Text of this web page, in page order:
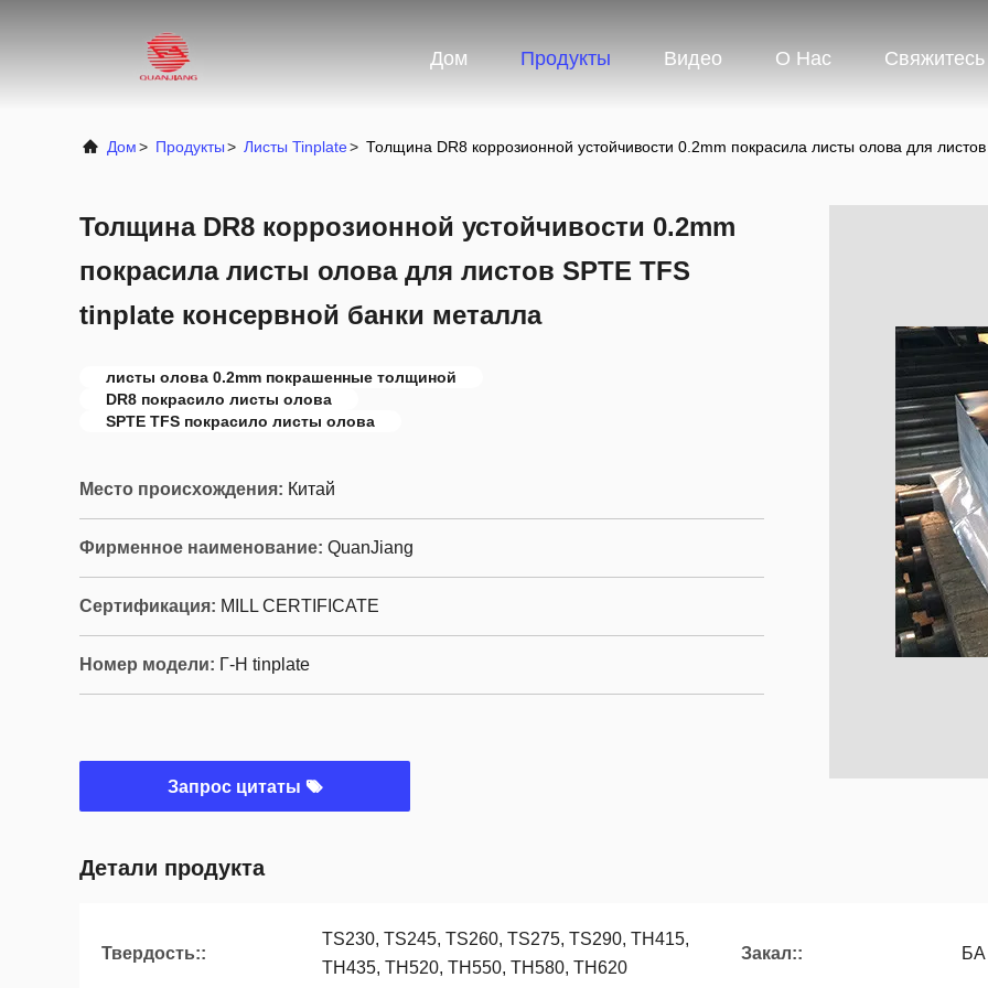
Дом Продукты Видео О Нас
Дом> Продукты> Листы Tinplate> Толщина DR8 коррозионной устойчивости 0.2mm покрасила листы олова для
Толщина DR8 коррозионной устойчивости 0.2mm
покрасила листы олова для листов SPTE TFS
tinplate консервной банки металла
листы олова 0.2mm покрашенные толщиной
DR8 покрасило листы олова
SPTE TFS покрасило листы олова
Место происхождения: Китай
Фирменное наименование: QuanJiang
Сертификация: MILL CERTIFICATE
Номер модели: Г-Н tinplate
Запрос цитаты
Детали продукта
Твердость::
TS230, TS245, TS260, TS275, TS290, TH415,
TH435, TH520, TH550, TH580, TH620
Закал:: БА